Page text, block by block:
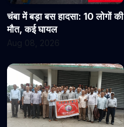
चंबा में बड़ा बस हादसा: 10 लोगों की
मौत, कई घायल
Aug 08, 2026